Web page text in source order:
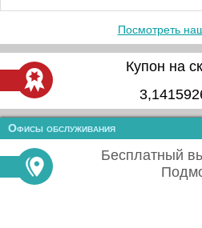
Посмотреть
Купон на
Офисы обслуживания
Бесплатный